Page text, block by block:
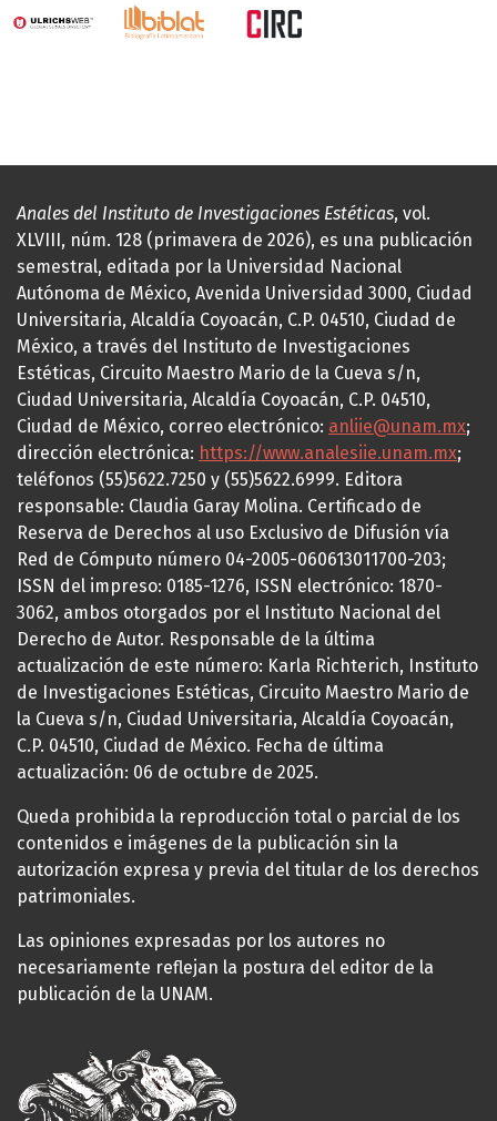
Anales del Instituto de Investigaciones Estéticas, vol.
XLVIII, núm. 128 (primavera de 2026), es una publicación
semestral, editada por la Universidad Nacional
Autónoma de México, Avenida Universidad 3000, Ciudad
Universitaria, Alcaldía Coyoacán, C.P. 04510, Ciudad de
México, a través del Instituto de Investigaciones
Estéticas, Circuito Maestro Mario de la Cueva s/n,
Ciudad Universitaria, Alcaldía Coyoacán, C.P. 04510,
Ciudad de México, correo electrónico: anliie@unam.mx;
dirección electrónica: https://www.analesiie.unam.mx;
teléfonos (55)5622.7250 y (55)5622.6999. Editora
responsable: Claudia Garay Molina. Certificado de
Reserva de Derechos al uso Exclusivo de Difusión vía
Red de Cómputo número 04-2005-060613011700-203;
ISSN del impreso: 0185-1276, ISSN electrónico: 1870-
3062, ambos otorgados por el Instituto Nacional del
Derecho de Autor. Responsable de la última
actualización de este número: Karla Richterich, Instituto
de Investigaciones Estéticas, Circuito Maestro Mario de
la Cueva s/n, Ciudad Universitaria, Alcaldía Coyoacán,
C.P. 04510, Ciudad de México. Fecha de última
actualización: 06 de octubre de 2025.
Queda prohibida la reproducción total o parcial de los
contenidos e imágenes de la publicación sin la
autorización expresa y previa del titular de los derechos
patrimoniales.
Las opiniones expresadas por los autores no
necesariamente reflejan la postura del editor de la
publicación de la UNAM.